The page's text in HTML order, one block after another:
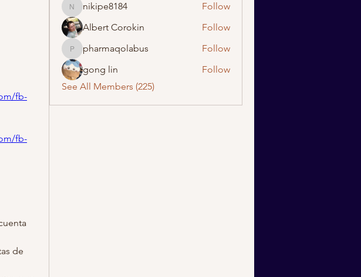
fb-
fb-
de
nikipe8184
nikipe8184
Follow
Albert Corokin
Follow
pharmaqolabus
pharmaqolabus
Follow
gong lin
Follow
See All Members (225)